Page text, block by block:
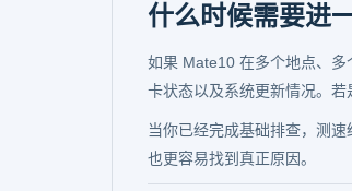
什么时候需要进
如果 Mate10 在多个地点、
卡状态以及系统更新情况。若
当你已经完成基础排查，测
也更容易找到真正原因。